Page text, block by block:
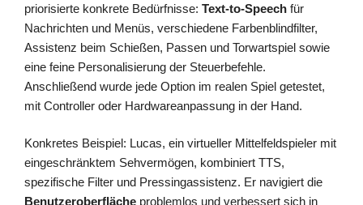
priorisierte konkrete Bedürfnisse: Text-to-Speech für
Nachrichten und Menüs, verschiedene Farbenblindfilter,
Assistenz beim Schießen, Passen und Torwartspiel sowie
eine feine Personalisierung der Steuerbefehle.
Anschließend wurde jede Option im realen Spiel getestet,
mit Controller oder Hardwareanpassung in der Hand.
Konkretes Beispiel: Lucas, ein virtueller Mittelfeldspieler mit
eingeschränktem Sehvermögen, kombiniert TTS,
spezifische Filter und Pressingassistenz. Er navigiert die
Benutzeroberfläche problemlos und verbessert sich in